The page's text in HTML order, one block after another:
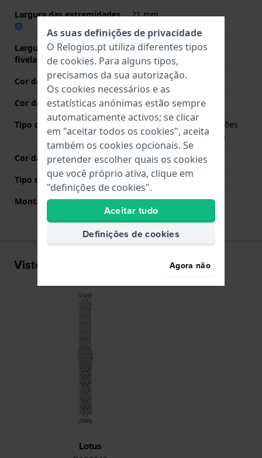
Largura das extremidades 21 mm
Largura da bracelete na
fivela
20 mm
Cor da bracelete
Prata
Cor das costuras
N/A
Tipo de Fecho
Fivela dobrável com botões
de pressão e segurança
Cor da fivela
Prata
Tipo de montagem
Pinos de pressão
Montagem Reta
Não
Visto recentemente
Lotus
As suas definições de privacidade
O Relogios.pt utiliza diferentes tipos
de cookies. Para alguns tipos,
precisamos da sua autorização.
Os cookies necessários e as
estatísticas anónimas estão sempre
automaticamente activos; se clicar
em "aceitar todos os cookies", aceita
também os cookies opcionais. Se
pretender escolher quais os cookies
que você próprio ativa, clique em
"definições de cookies".
Aceitar tudo
Definições de cookies
Agora não